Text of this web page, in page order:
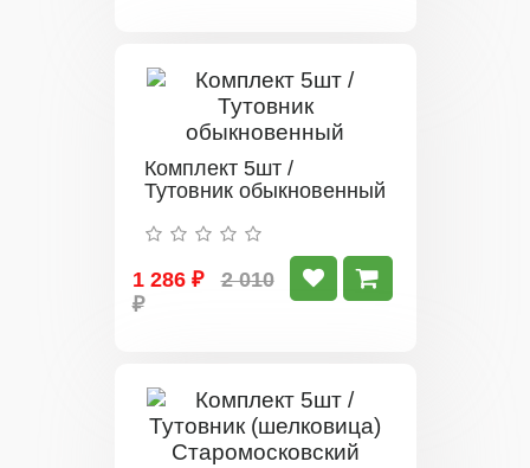
Комплект 5шт /
Тутовник обыкновенный
1 286 ₽
2 010
₽